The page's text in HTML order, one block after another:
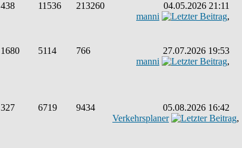
438 11536 213260
04.05.2026 21:11
manni
,
1680 5114 766
27.07.2026 19:53
manni
,
327 6719 9434
05.08.2026 16:42
Verkehrsplaner
,